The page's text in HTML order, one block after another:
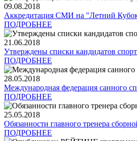
09.08.2018
Аккредитация СМИ на "Летний
ПОДРОБНЕЕ
21.06.2018
Утверждены списки кандидатов
ПОДРОБНЕЕ
28.05.2018
Международная федерация санного
ПОДРОБНЕЕ
25.05.2018
Обязанности главного тренера
ПОДРОБНЕЕ